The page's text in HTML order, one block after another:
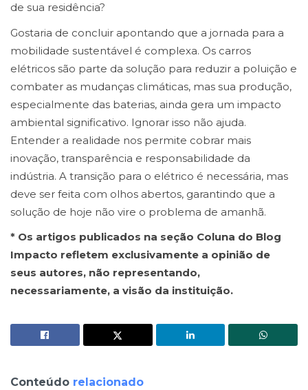
de sua residência?
Gostaria de concluir apontando que a jornada para a
mobilidade sustentável é complexa. Os carros
elétricos são parte da solução para reduzir a poluição e
combater as mudanças climáticas, mas sua produção,
especialmente das baterias, ainda gera um impacto
ambiental significativo. Ignorar isso não ajuda.
Entender a realidade nos permite cobrar mais
inovação, transparência e responsabilidade da
indústria. A transição para o elétrico é necessária, mas
deve ser feita com olhos abertos, garantindo que a
solução de hoje não vire o problema de amanhã.
* Os artigos publicados na seção Coluna do Blog
Impacto refletem exclusivamente a opinião de
seus autores, não representando,
necessariamente, a visão da instituição.
Conteúdo relacionado